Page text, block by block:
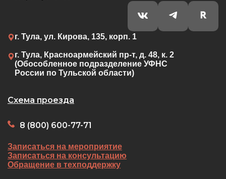
г. Тула, ул. Кирова, 135, корп. 1
г. Тула, Красноармейский пр-т, д. 48, к. 2
(Обособленное подразделение УФНС
России по Тульской области)
Схема проезда
8 (800) 600-77-71
Записаться на мероприятие
Записаться на консультацию
Обращение в техподдержку